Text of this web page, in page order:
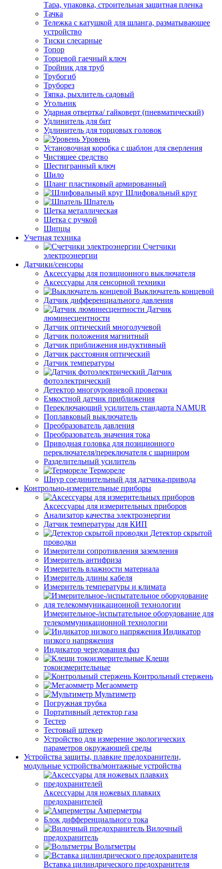
Тара, упаковка, строительная защитная пленка
Тачка
Тележка с катушкой для шланга, разматывающее
устройство
Тиски слесарные
Топор
Торцевой гаечный ключ
Тройник для труб
Трубогиб
Труборез
Тяпка, рыхлитель садовый
Угольник
Ударная отвертка/ гайковерт (пневматический)
Удлинитель для бит
Удлинитель для торцовых головок
Уровень
Установочная коробка с шаблон для сверления
Чистящее средство
Шестигранный ключ
Шило
Шланг пластиковый армированный
Шлифовальный круг
Шпатель
Щетка металлическая
Щетка с ручкой
Щипцы
Учетная техника
Счетчики
электроэнергии
Датчики/сенсоры
Аксессуары для позиционного выключателя
Аксессуары для сенсорной техники
Выключатель концевой
Датчик дифференциального давления
Датчик
люминесцентности
Датчик оптический многолучевой
Датчик положения магнитный
Датчик приближения индуктивный
Датчик расстояния оптический
Датчик температуры
Датчик
фотоэлектрический
Детектор многоуровневой проверки
Емкостной датчик приближения
Переключающий усилитель стандарта NAMUR
Поплавковый выключатель
Преобразователь давления
Преобразователь значения тока
Приводная головка для позиционного
переключателя/переключателя с шарниром
Разделительный усилитель
Термореле
Шнур соединительный для датчика-привода
Контрольно-измерительные приборы
Аксессуары для измерительных приборов
Анализатор качества электроэнергии
Датчик температуры для КИП
Детектор скрытой
проводки
Измерители сопротивления заземления
Измеритель антифриза
Измеритель влажности материала
Измеритель длины кабеля
Измеритель температуры и климата
Измерительное-/испытательное оборудование для
телекоммуникационной технологии
Индикатор
низкого напряжения
Индикатор чередования фаз
Клещи
токоизмерительные
Контрольный стержень
Мегаомметр
Мультиметр
Погружная трубка
Портативный детектор газа
Тестер
Тестовый штекер
Устройство для измерение экологических
параметров окружающей среды
Устройства защиты, плавкие предохранители,
модульные устройства/монтажные устройства
Аксессуары для ножевых плавких
предохранителей
Амперметры
Блок дифференциального тока
Вилочный
предохранитель
Вольтметры
Вставка цилиндрического предохранителя